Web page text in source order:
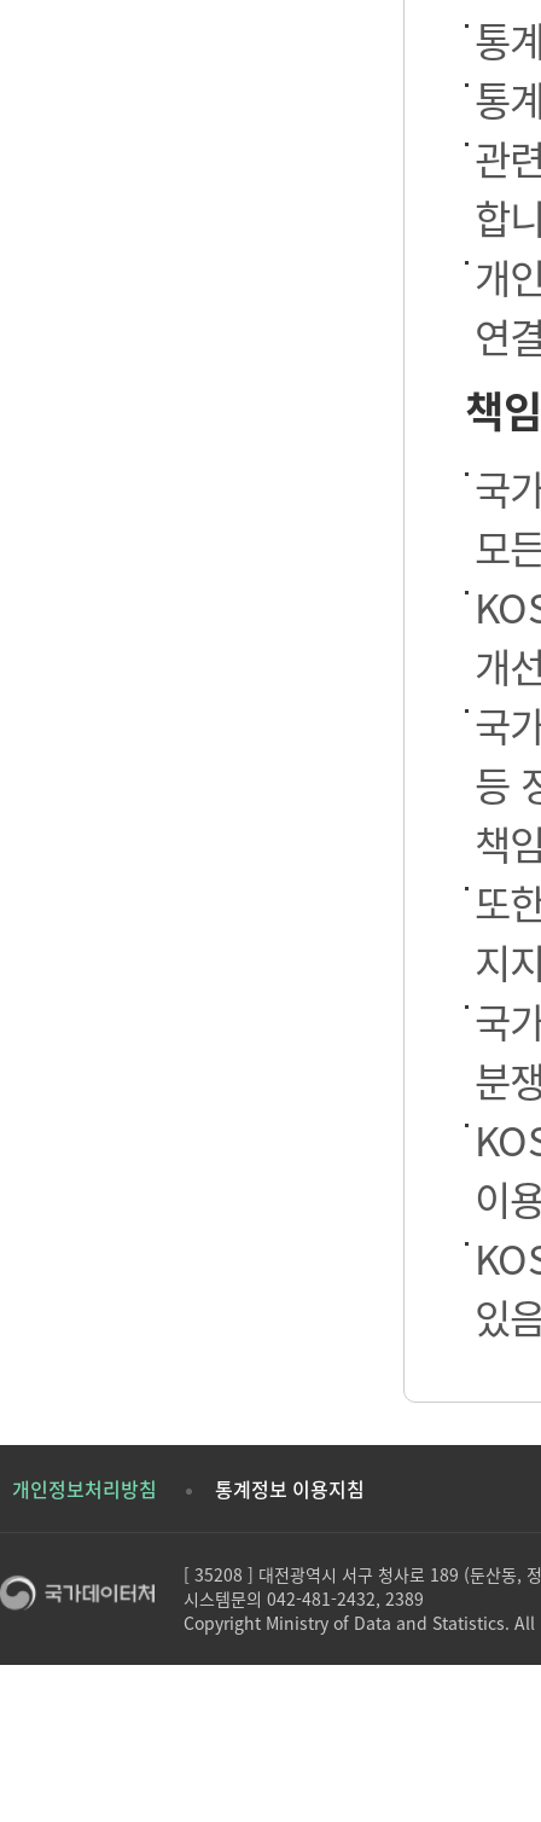
통
통
관
합
개
연
책
국
모
개
국
등
책
또
지
국
분
이
있
개인정보처리방침 통계정보 이용지침
[ 35208 ] 대전광역시 서구 청사로 189 (둔산동,
시스템문의 042-481-2432, 2389
Copyright Ministry of Data and Statistics.